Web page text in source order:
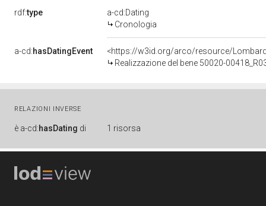
rdf:type
a-cd:Dating
Cronologia
a-cd:hasDatingEvent
<https://w3id.org/arco/resource/
Realizzazione del bene 50020-
RELAZIONI INVERSE
è a-cd:hasDating di 1 risorsa